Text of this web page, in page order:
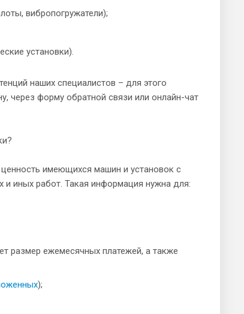
вибропогружатели);
установки).
наших специалистов – для этого
через форму обратной связи или онлайн-чат
имеющихся машин и установок с
и иных работ. Такая информация нужна для:
размер ежемесячных платежей, а также
);